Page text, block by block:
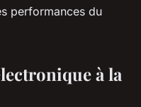
performances du
à la